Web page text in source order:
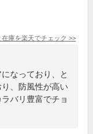
在庫を楽天でチェック >>
なっており、と
、防風性が高い
バリ豊富でチョ